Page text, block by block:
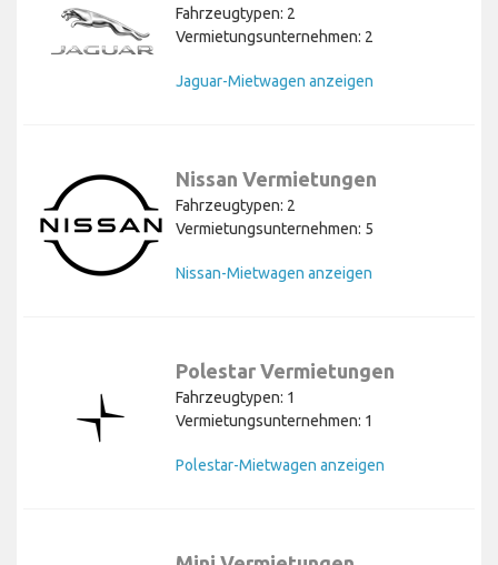
Fahrzeugtypen: 2
Vermietungsunternehmen: 2
Jaguar-Mietwagen anzeigen
Nissan Vermietungen
Fahrzeugtypen: 2
Vermietungsunternehmen: 5
Nissan-Mietwagen anzeigen
Polestar Vermietungen
Fahrzeugtypen: 1
Vermietungsunternehmen: 1
Polestar-Mietwagen anzeigen